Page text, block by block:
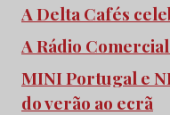
A Delta Cafés
A Rádio
MINI Portugal e
do verão ao ecrã